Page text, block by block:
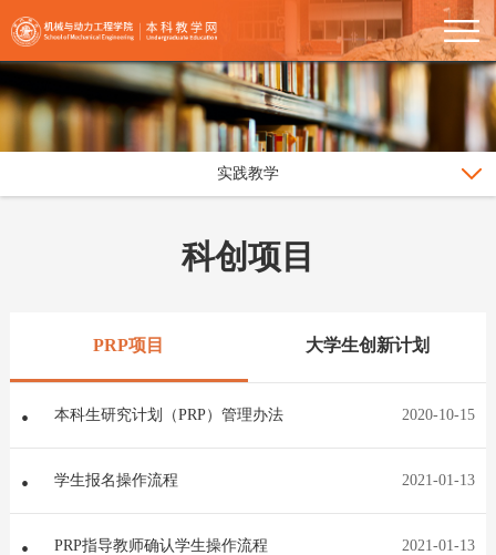
实践教学
科创项目
PRP项目 大学生创新计划
本科生研究计划（PRP）管理办法 2020-10-15
学生报名操作流程 2021-01-13
PRP指导教师确认学生操作流程 2021-01-13